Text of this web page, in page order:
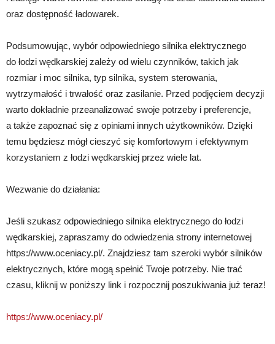
oraz dostępność ładowarek.
Podsumowując, wybór odpowiedniego silnika elektrycznego
do łodzi wędkarskiej zależy od wielu czynników, takich jak
rozmiar i moc silnika, typ silnika, system sterowania,
wytrzymałość i trwałość oraz zasilanie. Przed podjęciem decyzji
warto dokładnie przeanalizować swoje potrzeby i preferencje,
a także zapoznać się z opiniami innych użytkowników. Dzięki
temu będziesz mógł cieszyć się komfortowym i efektywnym
korzystaniem z łodzi wędkarskiej przez wiele lat.
Wezwanie do działania:
Jeśli szukasz odpowiedniego silnika elektrycznego do łodzi
wędkarskiej, zapraszamy do odwiedzenia strony internetowej
https://www.oceniacy.pl/. Znajdziesz tam szeroki wybór silników
elektrycznych, które mogą spełnić Twoje potrzeby. Nie trać
czasu, kliknij w poniższy link i rozpocznij poszukiwania już teraz!
https://www.oceniacy.pl/